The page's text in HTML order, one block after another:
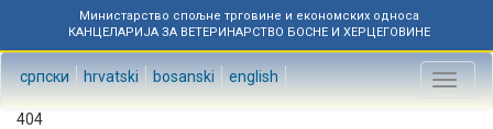
Министарство спољне трговине и економских односа
КАНЦЕЛАРИЈА ЗА ВЕТЕРИНАРСТВО БОСНЕ И ХЕРЦЕГОВИНЕ
српски hrvatski bosanski english
Toggle
404